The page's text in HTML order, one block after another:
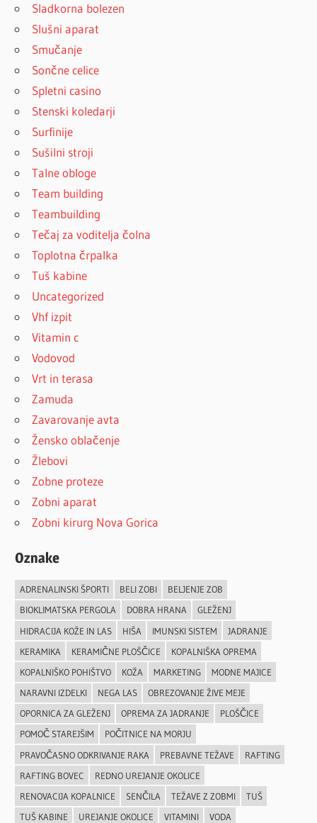
Sladkorna bolezen
Slušni aparat
Smučanje
Sončne celice
Spletni casino
Stenski koledarji
Surfinije
Sušilni stroji
Talne obloge
Team building
Teambuilding
Tečaj za voditelja čolna
Toplotna črpalka
Tuš kabine
Uncategorized
Vhf izpit
Vitamin c
Vodovod
Vrt in terasa
Zamuda
Zavarovanje avta
Žensko oblačenje
Žlebovi
Zobne proteze
Zobni aparat
Zobni kirurg Nova Gorica
Oznake
ADRENALINSKI ŠPORTI BELI ZOBI
BELJENJE ZOB
BIOKLIMATSKA PERGOLA
DOBRA HRANA
GLEŽENJ
HIDRACIJA KOŽE IN LAS
HIŠA IMUNSKI SISTEM
JADRANJE
KERAMIKA
KERAMIČNE PLOŠČICE
KOPALNIŠKA OPREMA
KOPALNIŠKO POHIŠTVO
KOŽA MARKETING
MODNE MAJICE
NARAVNI IZDELKI
NEGA LAS
OBREZOVANJE ŽIVE MEJE
OPORNICA ZA GLEŽENJ
OPREMA ZA JADRANJE
PLOŠČICE
POMOČ STAREJŠIM
POČITNICE NA MORJU
PRAVOČASNO ODKRIVANJE RAKA
PREBAVNE TEŽAVE
RAFTING
RAFTING BOVEC
REDNO UREJANJE OKOLICE
RENOVACIJA KOPALNICE
SENČILA TEŽAVE Z ZOBMI
TUŠ
TUŠ KABINE
UREJANJE OKOLICE VITAMINI VODA